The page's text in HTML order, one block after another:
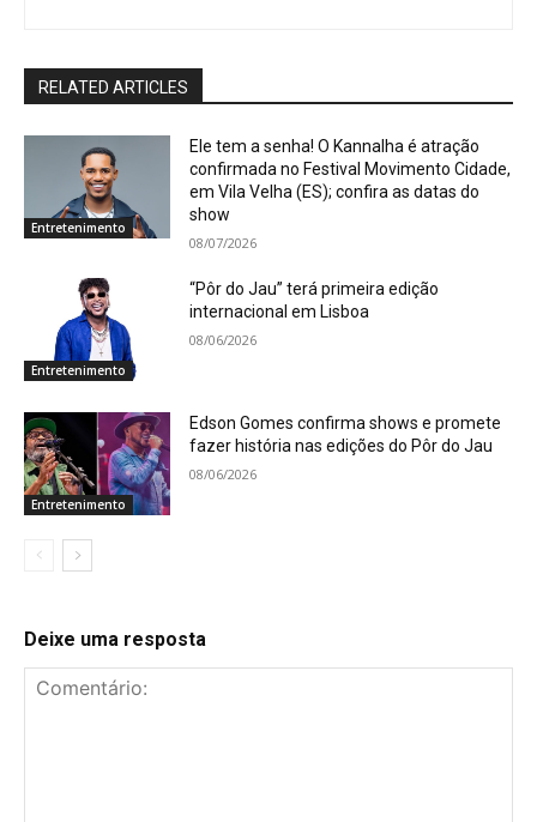
RELATED ARTICLES
Entretenimento
Ele tem a senha! O Kannalha é atração
confirmada no Festival Movimento Cidade,
em Vila Velha (ES); confira as datas do
show
08/07/2026
Entretenimento
“Pôr do Jau” terá primeira edição
internacional em Lisboa
08/06/2026
Entretenimento
Edson Gomes confirma shows e promete
fazer história nas edições do Pôr do Jau
08/06/2026
Deixe uma resposta